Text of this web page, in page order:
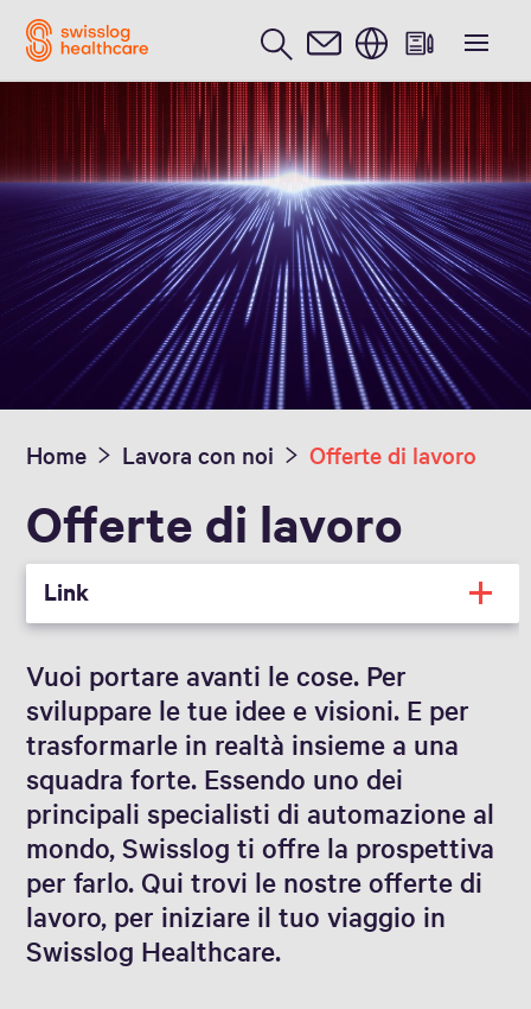
Inglese / English
Home Lavora con noi Offerte di lavoro
Offerte di lavoro
Link
Vuoi portare avanti le cose. Per
sviluppare le tue idee e visioni. E per
trasformarle in realtà insieme a una
squadra forte. Essendo uno dei
principali specialisti di automazione al
mondo, Swisslog ti offre la prospettiva
per farlo. Qui trovi le nostre offerte di
lavoro, per iniziare il tuo viaggio in
Swisslog Healthcare.